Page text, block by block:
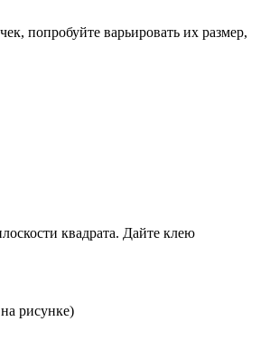
попробуйте варьировать их размер,
квадрата. Дайте клею
рисунке)